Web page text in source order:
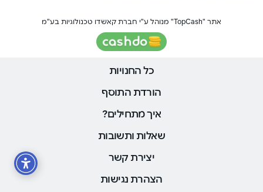
אתר "TopCash" מנוהל ע"י חברת קאשדו טכנולוגיות בע"מ
כל החנויות
הורדת התוסף
איך מתחילים?
שאלות ותשובות
יצירת קשר
הצהרת נגישות